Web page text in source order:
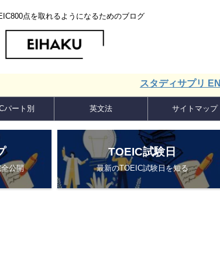
点を取れるようになるためのブログ
スタディサプリ ENGLISH
パート別 英文法 サイトマップ
公開
TOEIC試験日
最新のTOEIC試験日を知る